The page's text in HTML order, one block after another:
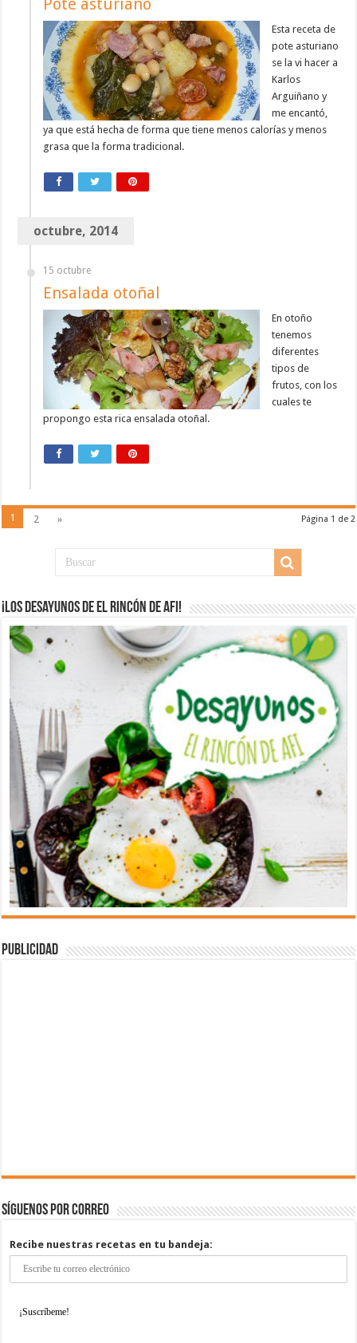
Pote asturiano
Esta receta de
pote asturiano
se la vi hacer a
Karlos
Arguiñano y
me encantó,
ya que está hecha de forma que tiene menos calorías y menos
grasa que la forma tradicional.
octubre, 2014
15 octubre
Ensalada otoñal
En otoño
tenemos
diferentes
tipos de
frutos, con los
cuales te
propongo esta rica ensalada otoñal.
Página 1 de 2
1 2 »
¡Los desayunos de El Rincón de Afi!
Publicidad
Síguenos por correo
Recibe nuestras recetas en tu bandeja: